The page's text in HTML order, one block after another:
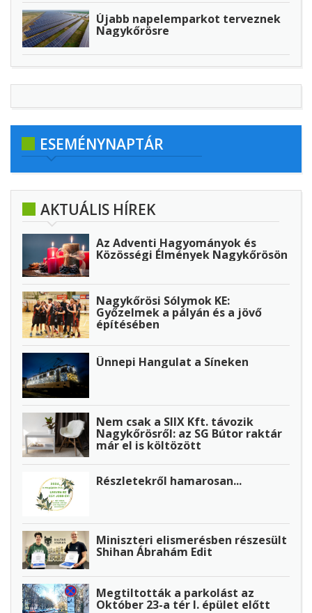
Újabb napelemparkot terveznek
Nagykőrösre
ESEMÉNYNAPTÁR
AKTUÁLIS HÍREK
Az Adventi Hagyományok és
Közösségi Élmények Nagykőrösön
Nagykőrösi Sólymok KE:
Győzelmek a pályán és a jövő
építésében
Ünnepi Hangulat a Síneken
Nem csak a SIIX Kft. távozik
Nagykőrösről: az SG Bútor raktár
már el is költözött
Részletekről hamarosan...
Miniszteri elismerésben részesült
Shihan Ábrahám Edit
Megtiltották a parkolást az
Október 23-a tér I. épület előtt